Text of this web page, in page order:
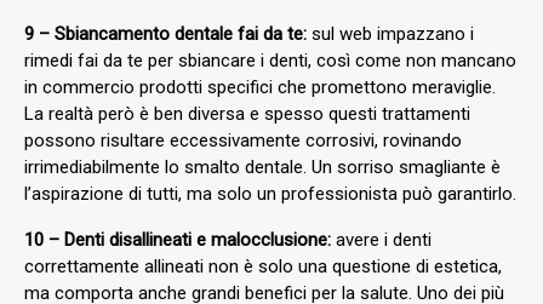
9 – Sbiancamento dentale fai da te: sul web impazzano i
rimedi fai da te per sbiancare i denti, così come non mancano
in commercio prodotti specifici che promettono meraviglie.
La realtà però è ben diversa e spesso questi trattamenti
possono risultare eccessivamente corrosivi, rovinando
irrimediabilmente lo smalto dentale. Un sorriso smagliante è
l’aspirazione di tutti, ma solo un professionista può garantirlo.
10 – Denti disallineati e malocclusione: avere i denti
correttamente allineati non è solo una questione di estetica,
ma comporta anche grandi benefici per la salute. Uno dei più